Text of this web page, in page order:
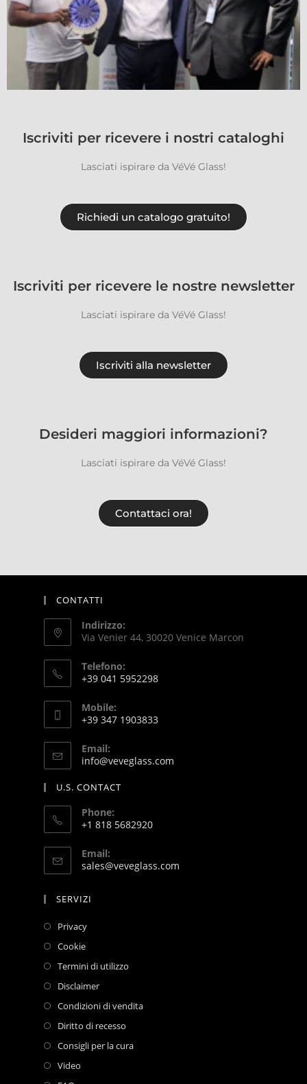
Iscriviti per ricevere i nostri cataloghi
Lasciati ispirare da VéVé Glass!
Richiedi un catalogo gratuito!
Iscriviti per ricevere le nostre newsletter
Lasciati ispirare da VéVé Glass!
Iscriviti alla newsletter
Desideri maggiori informazioni?
Lasciati ispirare da VéVé Glass!
Contattaci ora!
CONTATTI
Indirizzo:
Via Venier 44, 30020 Venice Marcon
Telefono:
+39 041 5952298
Mobile:
+39 347 1903833
Email:
info@veveglass.com
U.S. CONTACT
Phone:
+1 818 5682920
Email:
sales@veveglass.com
SERVIZI
Privacy
Cookie
Termini di utilizzo
Disclaimer
Condizioni di vendita
Diritto di recesso
Consigli per la cura
Video